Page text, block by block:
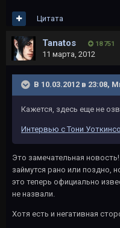
Цитата
Tanatos 18 751
11 марта, 2012
В 10.03.2012 в 23:08,
Кажется, здесь еще не
Интервью с Тони
Это замечательная
займутся рано или поздно,
это теперь официально
не назвали.
Хотя есть и негативная